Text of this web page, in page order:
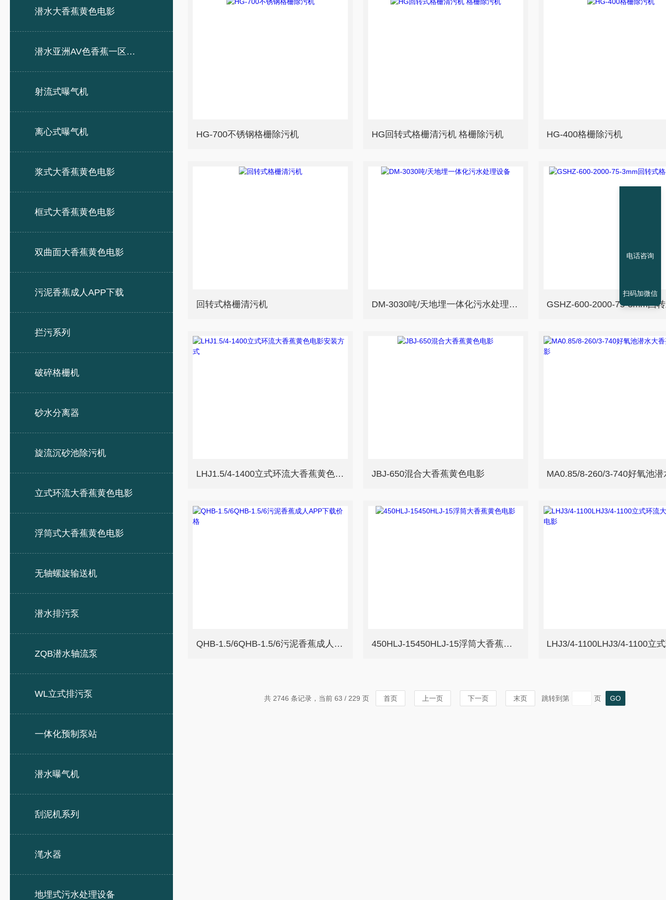
潜水大香蕉黄色电影
潜水亚洲AV色香蕉一区二区三区
射流式曝气机
离心式曝气机
浆式大香蕉黄色电影
框式大香蕉黄色电影
双曲面大香蕉黄色电影
污泥香蕉成人APP下载
拦污系列
破碎格栅机
砂水分离器
旋流沉砂池除污机
立式环流大香蕉黄色电影
浮筒式大香蕉黄色电影
无轴螺旋输送机
潜水排污泵
ZQB潜水轴流泵
WL立式排污泵
一体化预制泵站
潜水曝气机
刮泥机系列
滗水器
地埋式污水处理设备
HG-700不锈钢格栅除污机 HG回转式格栅清污机 格栅除污机 HG-400格栅除污机
回转式格栅清污机 DM-3030吨/天地埋一体化污水处理设备
LHJ1.5/4-1400立式环流大香蕉黄色电影安装方式 JBJ-650混合大香蕉黄色电影
QHB-1.5/6QHB-1.5/6污泥香蕉成人APP下载价格 450HLJ-15450HLJ-15浮筒大香蕉黄色电影
共 2746 条记录，当前 63 / 229 页 首页 上一页 下一页 末页 跳转到第 页
电话咨询
扫码加微信